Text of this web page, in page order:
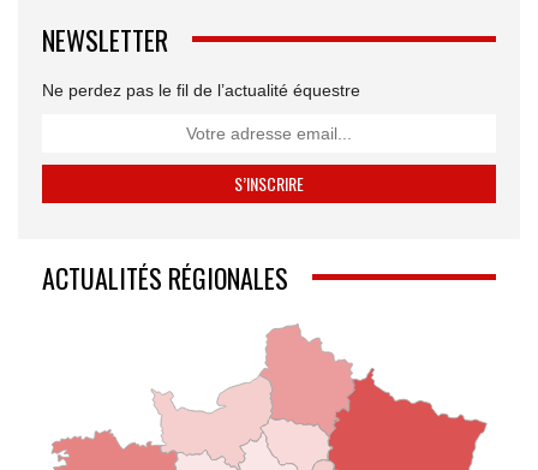
NEWSLETTER
Ne perdez pas le fil de l’actualité équestre
ACTUALITÉS RÉGIONALES